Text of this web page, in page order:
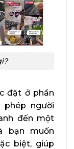
đặt ở phần
phép người
đến một
bạn muốn
biệt, giúp